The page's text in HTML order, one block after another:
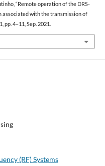
“Remote operation of the DRS-
with the transmission of
pp. 4–11, Sep. 2021.
(RF) Systems